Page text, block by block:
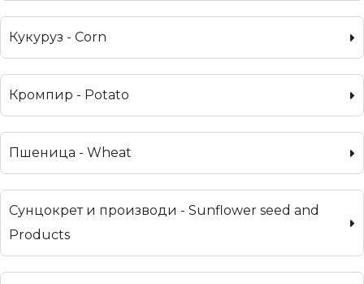
Кукуруз - Corn
Кромпир - Potato
Пшеница - Wheat
Сунцокрет и производи - Sunflower seed and
Products